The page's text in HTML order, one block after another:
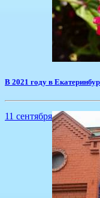
​В 2021 году в
11 сентября